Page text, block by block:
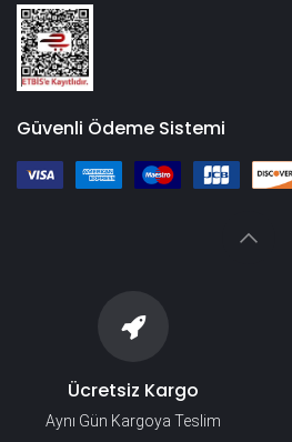
Güvenli Ödeme Sistemi
Ücretsiz Kargo
Aynı Gün Kargoya Teslim